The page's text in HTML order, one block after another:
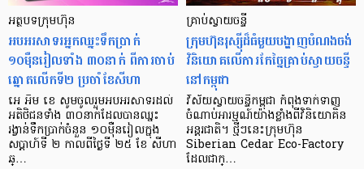
អត្ថបទក្រុមហ៊ុន
អបអរសាទរអ្នកឈ្នះទឹកប្រាក់
១០ម៉ឺនរៀលទាំង ៣០នាក់ ពីការចាប់
ឆ្នោតលើកទី២ ប្រចាំខែសីហា
អេ អឹម ខេ សូមចូលរួមអបអរសាទរដល់
អតិថិជនទាំង ៣០នាក់ដែលបានឈ្នះ
រង្វាន់ទឹកប្រាក់ចំនួន ១០ម៉ឺនរៀលក្នុង
សប្ដាហ៍ទី ២ កាលពីថ្ងៃទី ២៥ ខែ សីហា
ឆ្…
គ្រាប់ស្វាយចន្ទី
ក្រុមហ៊ុនរុស្ស៊ីដ៏ធំមួយបង្ហាញបំណងចង់
វិនិយោគលើការកែច្នៃគ្រាប់ស្វាយចន្ទី
នៅកម្ពុជា
វិស័យស្វាយចន្ទីកម្ពុជា កំពុងទាក់ទាញ
ចំណាប់អារម្មណ៍យ៉ាងខ្លាំងពីវិនិយោគិន
អន្តរជាតិ។ ថ្មីៗនេះក្រុមហ៊ុន
Siberian Cedar Eco-Factory
ដែលជាក្…